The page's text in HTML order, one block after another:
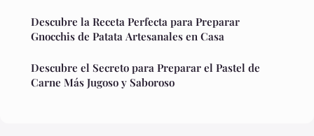
Descubre la Receta Perfecta para Preparar
Gnocchis de Patata Artesanales en Casa
Descubre el Secreto para Preparar el Pastel de
Carne Más Jugoso y Saboroso